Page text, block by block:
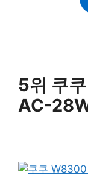
5위 쿠
AC-